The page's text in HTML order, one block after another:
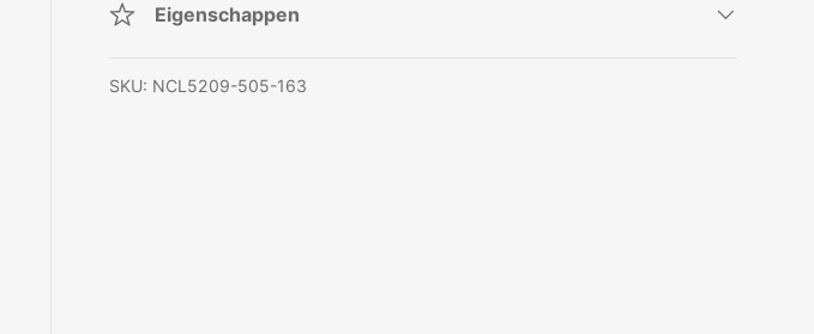
Eigenschappen
SKU: NCL5209-505-163